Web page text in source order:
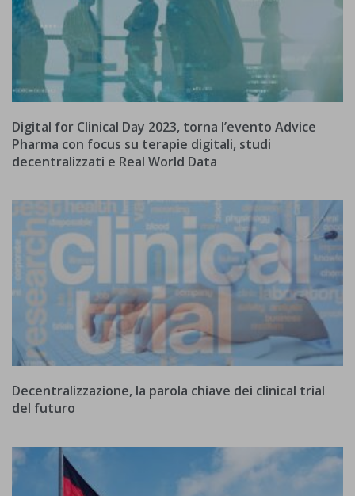
Digital for Clinical Day 2023, torna l’evento Advice
Pharma con focus su terapie digitali, studi
decentralizzati e Real World Data
Decentralizzazione, la parola chiave dei clinical trial
del futuro